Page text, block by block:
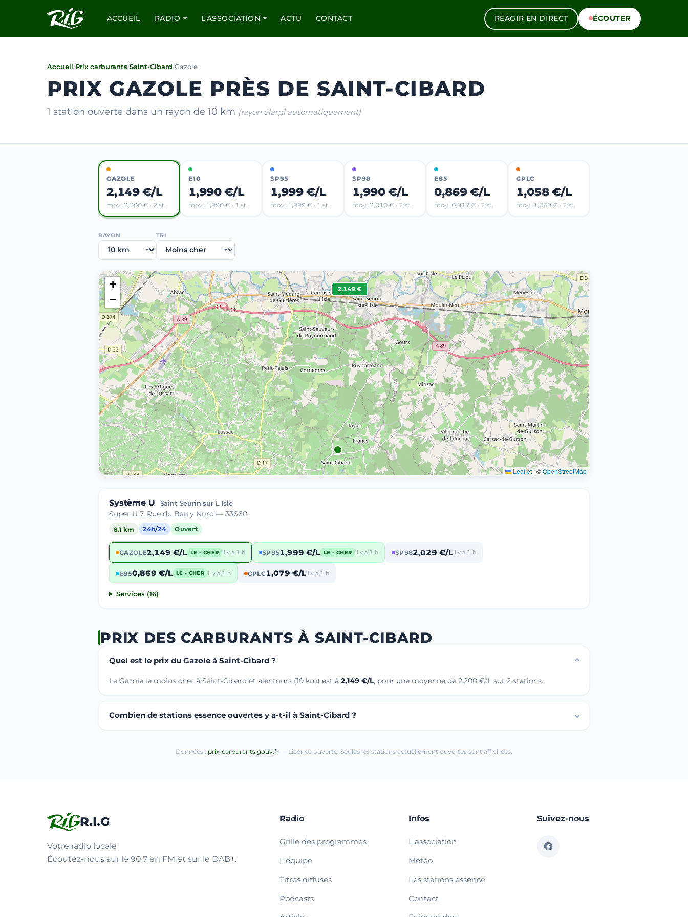
ACCUEIL RADIO L'ASSOCIATION ACTU CONTACT RÉAGIR EN DIRECT ÉCOUTER
Accueil/Prix carburants/Saint-Cibard/Gazole
PRIX GAZOLE PRÈS DE SAINT-CIBARD
1 station ouverte dans un rayon de 10 km (rayon élargi automatiquement)
GAZOLE
2,149 €/L
moy. 2,200 € · 2 st.
E10
1,990 €/L
moy. 1,990 € · 1 st.
SP95
1,999 €/L
moy. 1,999 € · 1 st.
SP98
1,990 €/L
moy. 2,010 € · 2 st.
E85
0,869 €/L
moy. 0,917 € · 2 st.
GPLC
1,058 €/L
moy. 1,069 € · 2 st.
RAYON TRI
2,149 €
+
−
Leaflet | ©OpenStreetMap
Système U Saint Seurin sur L Isle
Super U 7, Rue du Barry Nord — 33660
8.1 km 24h/24 Ouvert
GAZOLE2,149 €/L LE - CHER il y a 1 h SP951,999 €/L LE - CHER il y a 1 h SP982,029 €/Lil y a 1 h
E850,869 €/L LE - CHER il y a 1 h GPLC1,079 €/Lil y a 1 h
Services (16)
PRIX DES CARBURANTS À SAINT-CIBARD
Quel est le prix du Gazole à Saint-Cibard ?
Le Gazole le moins cher à Saint-Cibard et alentours (10 km) est à 2,149 €/L, pour une moyenne de 2,200 €/L sur 2 stations.
Combien de stations essence ouvertes y a-t-il à Saint-Cibard ?
Données : prix-carburants.gouv.fr — Licence ouverte. Seules les stations actuellement ouvertes sont affichées.
R.I.G
Votre radio locale
Écoutez-nous sur le 90.7 en FM et sur le DAB+.
Radio
Grille des programmes
L'équipe
Titres diffusés
Podcasts
Infos
L'association
Météo
Les stations essence
Contact
Suivez-nous